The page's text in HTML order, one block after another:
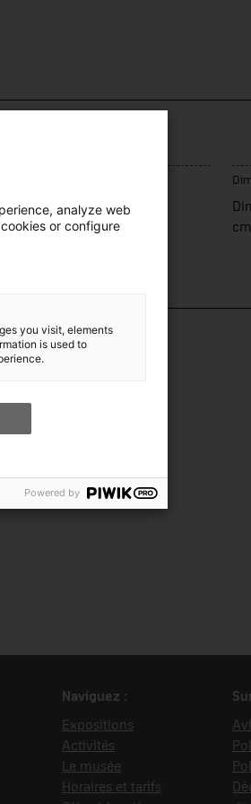
XX Catalunya
cm
Collection
Arts gràfiques
Naviguez :
Expositions
Activités
Le musée
Horaires et tarifs
analyze web
or configure
you visit, elements
is used to
Powered by